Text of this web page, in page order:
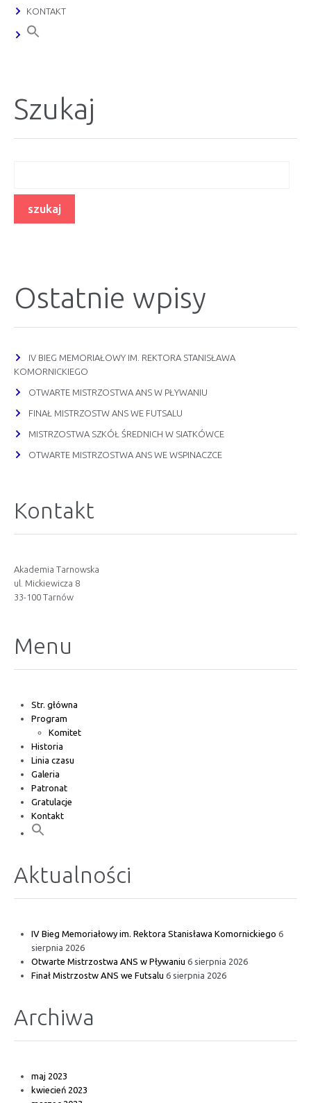
KONTAKT
Szukaj
Ostatnie wpisy
IV BIEG MEMORIAŁOWY IM. REKTORA STANISŁAWA
KOMORNICKIEGO
OTWARTE MISTRZOSTWA ANS W PŁYWANIU
FINAŁ MISTRZOSTW ANS WE FUTSALU
MISTRZOSTWA SZKÓŁ ŚREDNICH W SIATKÓWCE
OTWARTE MISTRZOSTWA ANS WE WSPINACZCE
Kontakt
Akademia Tarnowska
ul. Mickiewicza 8
33-100 Tarnów
Menu
Str. główna
Program
Komitet
Historia
Linia czasu
Galeria
Patronat
Gratulacje
Kontakt
Aktualności
IV Bieg Memoriałowy im. Rektora Stanisława Komornickiego 6
sierpnia 2026
Otwarte Mistrzostwa ANS w Pływaniu 6 sierpnia 2026
Finał Mistrzostw ANS we Futsalu 6 sierpnia 2026
Archiwa
maj 2023
kwiecień 2023